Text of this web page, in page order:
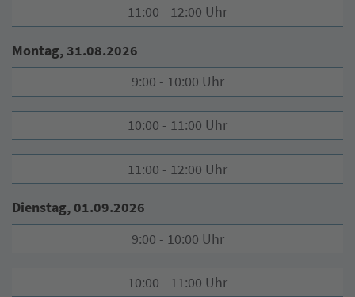
11:00 - 12:00 Uhr
Montag, 31.08.2026
9:00 - 10:00 Uhr
10:00 - 11:00 Uhr
11:00 - 12:00 Uhr
Dienstag, 01.09.2026
9:00 - 10:00 Uhr
10:00 - 11:00 Uhr